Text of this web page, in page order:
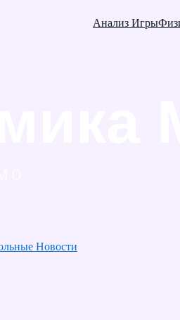
Анализ Игры
Новости